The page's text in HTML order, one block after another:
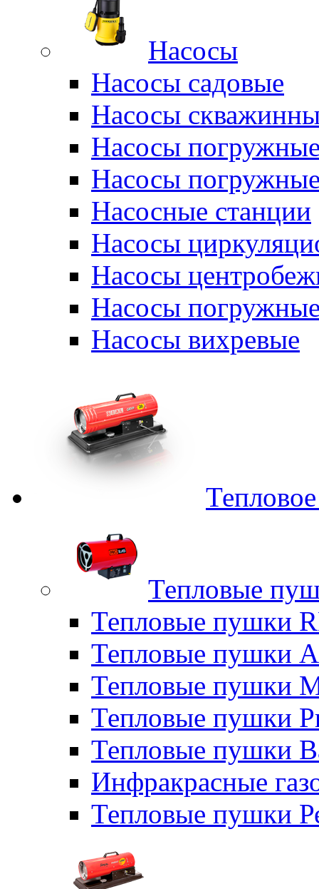
Насосы
Насосы садовые
Насосы
Насосы
Насосы
Насосные станции
Насосы
Насосы
Насосы
Насосы вихревые
Тепловые
Тепловые пушки
Тепловые пушки
Тепловые пушки
Тепловые пушки
Тепловые пушки
Инфракрасные
Тепловые пушки